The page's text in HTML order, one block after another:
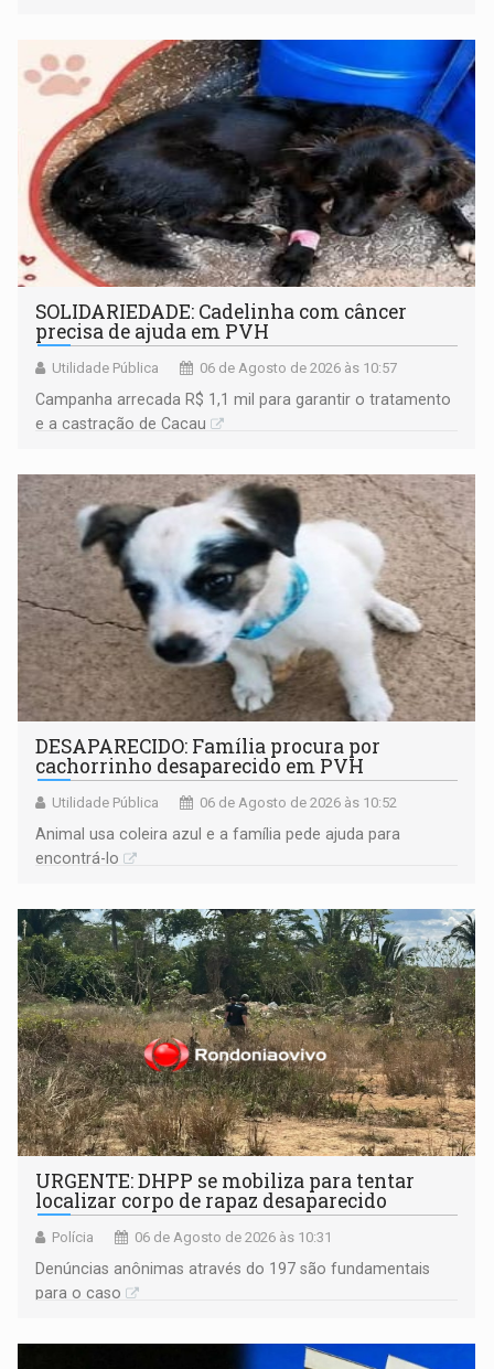
SOLIDARIEDADE: Cadelinha com câncer
precisa de ajuda em PVH
Utilidade Pública 06 de Agosto de 2026 às 10:57
Campanha arrecada R$ 1,1 mil para garantir o tratamento
e a castração de Cacau
DESAPARECIDO: Família procura por
cachorrinho desaparecido em PVH
Utilidade Pública 06 de Agosto de 2026 às 10:52
Animal usa coleira azul e a família pede ajuda para
encontrá-lo
URGENTE: DHPP se mobiliza para tentar
localizar corpo de rapaz desaparecido
Polícia 06 de Agosto de 2026 às 10:31
Denúncias anônimas através do 197 são fundamentais
para o caso